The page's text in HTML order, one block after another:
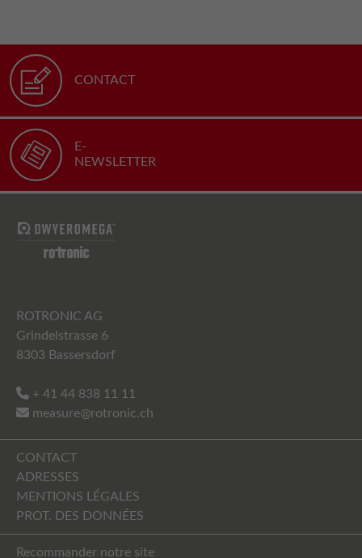
CONTACT
E-
NEWSLETTER
ROTRONIC AG
Grindelstrasse 6
8303 Bassersdorf
+ 41 44 838 11 11
measure@rotronic.ch
CONTACT
ADRESSES
MENTIONS LÉGALES
PROT. DES DONNÉES
Recommander notre site